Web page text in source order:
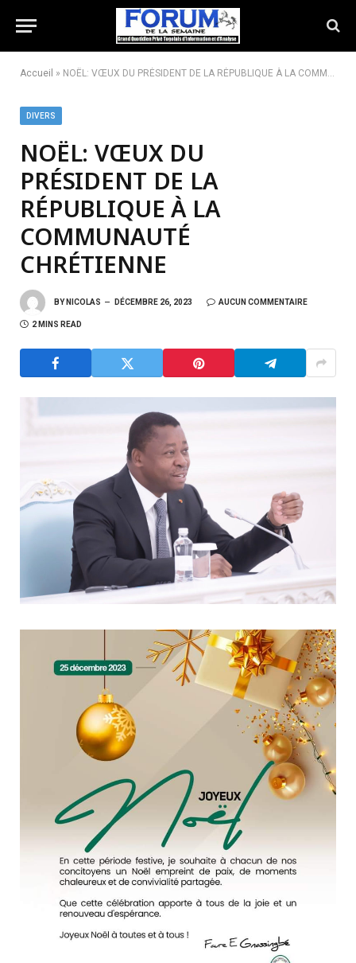
Accueil » NOËL: VŒUX DU PRÉSIDENT DE LA RÉPUBLIQUE À LA COMMUNAUTÉ CHRÉTIENNE
DIVERS
NOËL: VŒUX DU
PRÉSIDENT DE LA
RÉPUBLIQUE À LA
COMMUNAUTÉ
CHRÉTIENNE
BY NICOLAS DÉCEMBRE 26, 2023 AUCUN COMMENTAIRE
2 MINS READ